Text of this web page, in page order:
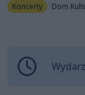
Koncerty Dom